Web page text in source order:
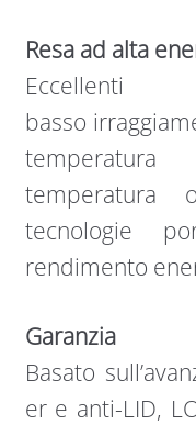
Resa ad alta
basso
temperatura
tecnologie
rendimento
Garanzia
Basato
er e anti-LID,